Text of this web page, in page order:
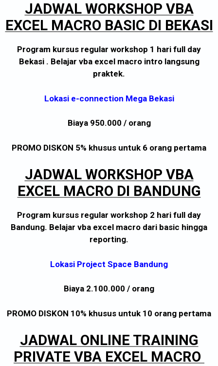
JADWAL WORKSHOP VBA
EXCEL MACRO BASIC DI BEKASI
Program kursus regular workshop 1 hari full day
Bekasi . Belajar vba excel macro intro langsung
praktek.
Lokasi e-connection Mega Bekasi
Biaya 950.000 / orang
PROMO DISKON 5% khusus untuk 6 orang pertama
JADWAL WORKSHOP VBA
EXCEL MACRO DI BANDUNG
Program kursus regular workshop 2 hari full day
Bandung. Belajar vba excel macro dari basic hingga
reporting.
Lokasi Project Space Bandung
Biaya 2.100.000 / orang
PROMO DISKON 10% khusus untuk 10 orang pertama
JADWAL ONLINE TRAINING
PRIVATE VBA EXCEL MACRO